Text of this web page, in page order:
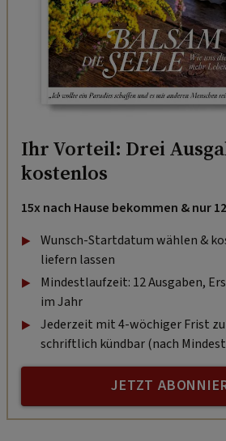
Ihr Vorteil: Drei
kostenlos
15x nach Hause bekommen & nur
Wunsch-Startdatum wählen &
liefern lassen
Mindestlaufzeit: 12 Ausgaben,
im Jahr
Jederzeit mit 4-wöchiger Frist
schriftlich kündbar (nach
JETZT